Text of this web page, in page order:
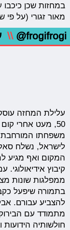
במחזות שכן
מאור זגורי (על פי
@frogifrogi
\\
עלילת המחזה
50, מעט אחרי
משפחתו המורחבת,
לישראל, נשלח
המקום ואף מגיע
קיבוץ
ממפלגות שונות
בתמורה שיפעל
להצביע עבורם.
מתמודד עם
חולשותיה הידועות